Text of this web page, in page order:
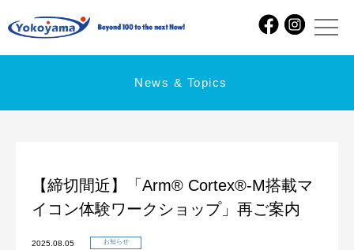
News & Topics
【締切間近】「Arm® Cortex®-M搭載マ
イコン体験ワークショップ」再ご案内
2025.08.05 お知らせ